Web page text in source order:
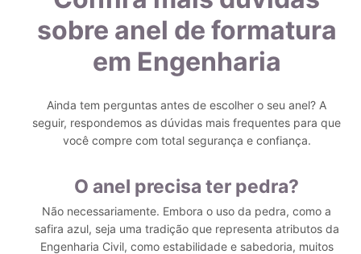
sobre anel de formatura
em Engenharia
Ainda tem perguntas antes de escolher o seu anel? A
seguir, respondemos as dúvidas mais frequentes para que
você compre com total segurança e confiança.
O anel precisa ter pedra?
Não necessariamente. Embora o uso da pedra, como a
safira azul, seja uma tradição que representa atributos da
Engenharia Civil, como estabilidade e sabedoria, muitos